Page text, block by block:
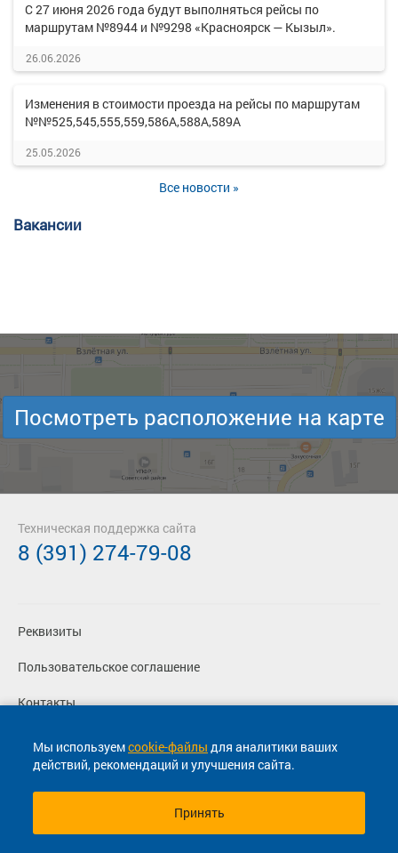
С 27 июня 2026 года будут выполняться рейсы по
маршрутам №8944 и №9298 «Красноярск — Кызыл».
26.06.2026
Изменения в стоимости проезда на рейсы по маршрутам
№№525,545,555,559,586А,588А,589А
25.05.2026
Все новости »
Вакансии
Мы используемcookie-файлы для аналитики ваших
действий, рекомендаций и улучшения сайта.
Принять
Посмотреть расположение на карте
Реквизиты
Пользовательское соглашение
Контакты
Политика конфиденциальности
Перевозчикам
Техническая поддержка сайта
8 (391) 274-79-08
© 2013-2026, ООО "Капитал"- Онлайн сервис продажи